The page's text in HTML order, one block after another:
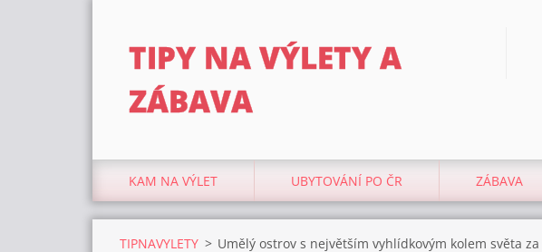
TIPY NA VÝLETY A
ZÁBAVA
KAM NA VÝLET UBYTOVÁNÍ PO ČR ZÁBAVA
TIPNAVYLETY > Umělý ostrov s největším vyhlídkovým kolem světa